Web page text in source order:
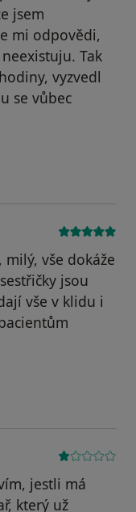
jsem
mi odpovědi,
Tak
vyzvedl
se vůbec
byl odstraněn
vše dokáže
jsou
vše v klidu i
byl odstraněn
jestli má
který už